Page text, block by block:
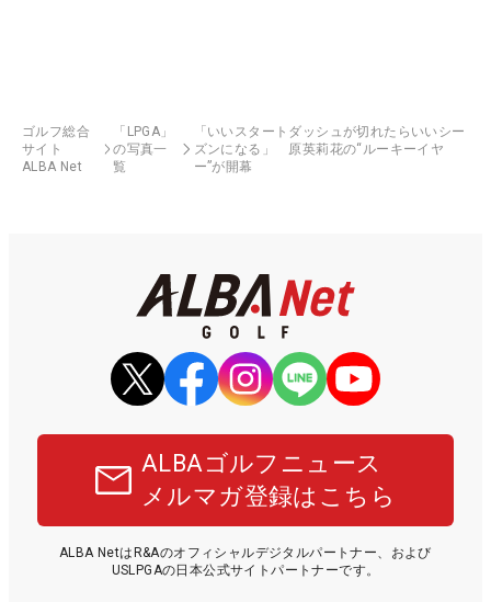
ゴルフ総合
サイト
ALBA Net
「LPGA」
の写真一
覧
「いいスタートダッシュが切れたらいいシー
ズンになる」 原英莉花の“ルーキーイヤ
ー”が開幕
ALBAゴルフニュース
メルマガ登録はこちら
ALBA NetはR&Aのオフィシャルデジタルパートナー、および
USLPGAの日本公式サイトパートナーです。